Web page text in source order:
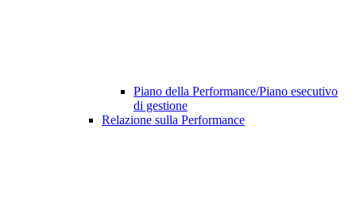
Piano della Performance/Piano esecutivo
di gestione
Relazione sulla Performance